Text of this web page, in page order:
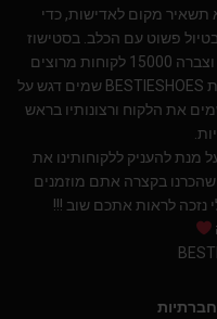
מקום לאדישות, כדי
בטיול פשוט עם הכלב. בסטישוז
התחילה בייבוא של נעליים לפני 6 שנים וצברה 15000 לקוחות מרוצים
חוזרים אשר הפכו כבר לבני בית.אנחנו צוות BESTIESHOES שמים דגש על
את הלקוח ורצונותיו בראש
מנת להעניק ללקוחותינו את
שהכרנו בקצרה אתם מוזמנים
נזכה לראות אתכם שוב !!!